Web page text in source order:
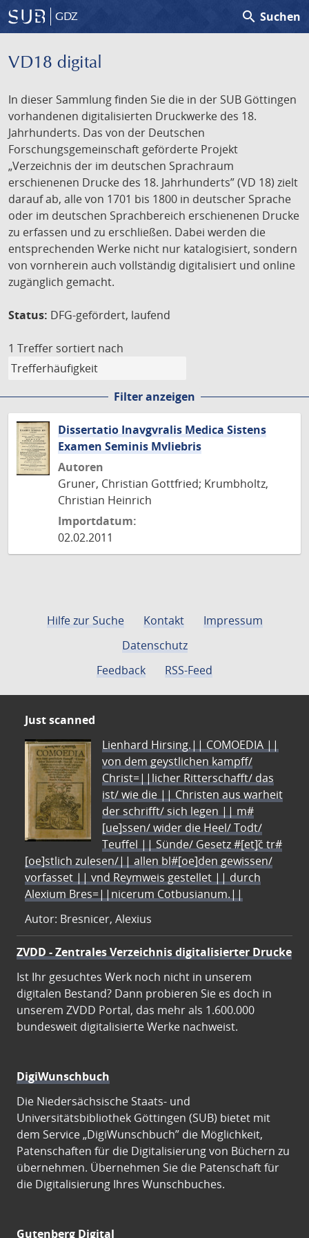
GDZ search Suchen
VD18 digital
In dieser Sammlung finden Sie die in der SUB Göttingen
vorhandenen digitalisierten Druckwerke des 18.
Jahrhunderts. Das von der Deutschen
Forschungsgemeinschaft geförderte Projekt
„Verzeichnis der im deutschen Sprachraum
erschienenen Drucke des 18. Jahrhunderts” (VD 18) zielt
darauf ab, alle von 1701 bis 1800 in deutscher Sprache
oder im deutschen Sprachbereich erschienenen Drucke
zu erfassen und zu erschließen. Dabei werden die
entsprechenden Werke nicht nur katalogisiert, sondern
von vornherein auch vollständig digitalisiert und online
zugänglich gemacht.
Status: DFG-gefördert, laufend
1 Treffer sortiert nach
Filter anzeigen
Dissertatio Inavgvralis Medica Sistens
Examen Seminis Mvliebris
Autoren
Gruner, Christian Gottfried; Krumbholtz,
Christian Heinrich
Importdatum:
02.02.2011
Hilfe zur Suche Kontakt
Impressum
Datenschutz
Feedback
RSS-Feed
Just scanned
Lienhard Hirsing.|| COMOEDIA ||
von dem geystlichen kampff/
Christ=||licher Ritterschafft/ das
ist/ wie die || Christen aus warheit
der schrifft/ sich legen || m#
[ue]ssen/ wider die Heel/ Todt/
Teuffel || Sünde/ Gesetz #[et]c̃ tr#
[oe]stlich zulesen/|| allen bl#[oe]den gewissen/
vorfasset || vnd Reymweis gestellet || durch
Alexium Bres=||nicerum Cotbusianum.||
Autor: Bresnicer, Alexius
ZVDD - Zentrales Verzeichnis digitalisierter Drucke
Ist Ihr gesuchtes Werk noch nicht in unserem
digitalen Bestand? Dann probieren Sie es doch in
unserem ZVDD Portal, das mehr als 1.600.000
bundesweit digitalisierte Werke nachweist.
DigiWunschbuch
Die Niedersächsische Staats- und
Universitätsbibliothek Göttingen (SUB) bietet mit
dem Service „DigiWunschbuch” die Möglichkeit,
Patenschaften für die Digitalisierung von Büchern zu
übernehmen. Übernehmen Sie die Patenschaft für
die Digitalisierung Ihres Wunschbuches.
Gutenberg Digital